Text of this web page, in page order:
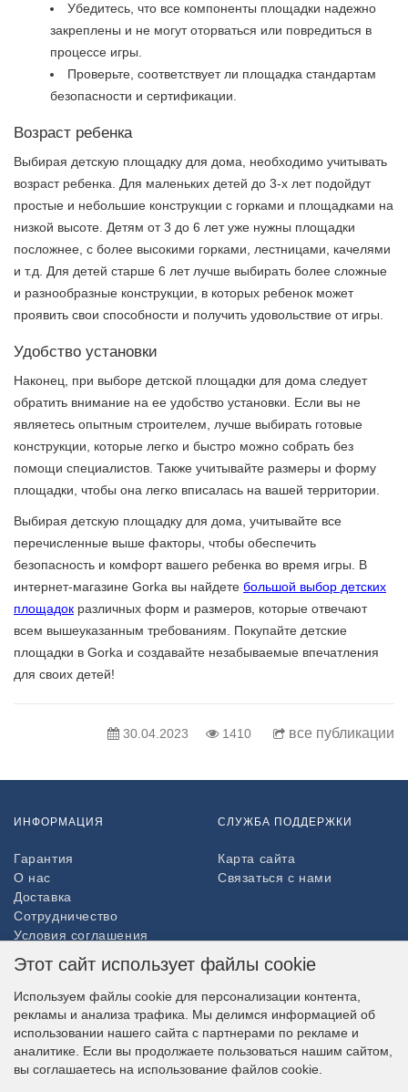
Убедитесь, что все компоненты площадки надежно
закреплены и не могут оторваться или повредиться в
процессе игры.
Проверьте, соответствует ли площадка стандартам
безопасности и сертификации.
Возраст ребенка
Выбирая детскую площадку для дома, необходимо учитывать
возраст ребенка. Для маленьких детей до 3-х лет подойдут
простые и небольшие конструкции с горками и площадками на
низкой высоте. Детям от 3 до 6 лет уже нужны площадки
посложнее, с более высокими горками, лестницами, качелями
и т.д. Для детей старше 6 лет лучше выбирать более сложные
и разнообразные конструкции, в которых ребенок может
проявить свои способности и получить удовольствие от игры.
Удобство установки
Наконец, при выборе детской площадки для дома следует
обратить внимание на ее удобство установки. Если вы не
являетесь опытным строителем, лучше выбирать готовые
конструкции, которые легко и быстро можно собрать без
помощи специалистов. Также учитывайте размеры и форму
площадки, чтобы она легко вписалась на вашей территории.
Выбирая детскую площадку для дома, учитывайте все
перечисленные выше факторы, чтобы обеспечить
безопасность и комфорт вашего ребенка во время игры. В
интернет-магазине Gorka вы найдете большой выбор детских
площадок различных форм и размеров, которые отвечают
всем вышеуказанным требованиям. Покупайте детские
площадки в Gorka и создавайте незабываемые впечатления
для своих детей!
30.04.2023 1410 все публикации
ИНФОРМАЦИЯ
Гарантия
О нас
Доставка
Сотрудничество
Условия соглашения
Возврат товара
СЛУЖБА ПОДДЕРЖКИ
Карта сайта
Связаться с нами
Партнёры
НАШ МАГАЗИН В СОЦСЕТЯХ
Этот сайт использует файлы cookie
Используем файлы cookie для персонализации контента,
рекламы и анализа трафика. Мы делимся информацией об
использовании нашего сайта с партнерами по рекламе и
аналитике. Если вы продолжаете пользоваться нашим сайтом,
вы соглашаетесь на использование файлов cookie.